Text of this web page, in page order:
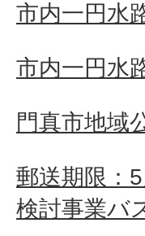
市内一円水
市内一円水
門真市地域
郵送期限：
検討事業バ